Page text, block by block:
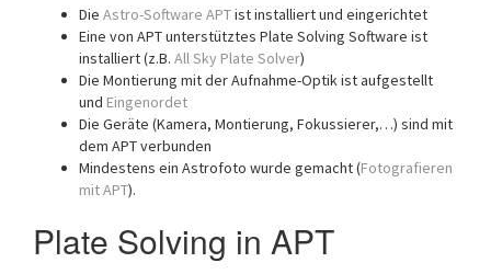
Die Astro-Software APTist installiert und eingerichtet
Eine von APT unterstütztes Plate Solving Software ist
installiert (z.B. All Sky Plate Solver)
Die Montierung mit der Aufnahme-Optik ist aufgestellt
und Eingenordet
Die Geräte (Kamera, Montierung, Fokussierer,…) sind mit
dem APT verbunden
Mindestens ein Astrofoto wurde gemacht (Fotografieren
mit APT).
Plate Solving in APT